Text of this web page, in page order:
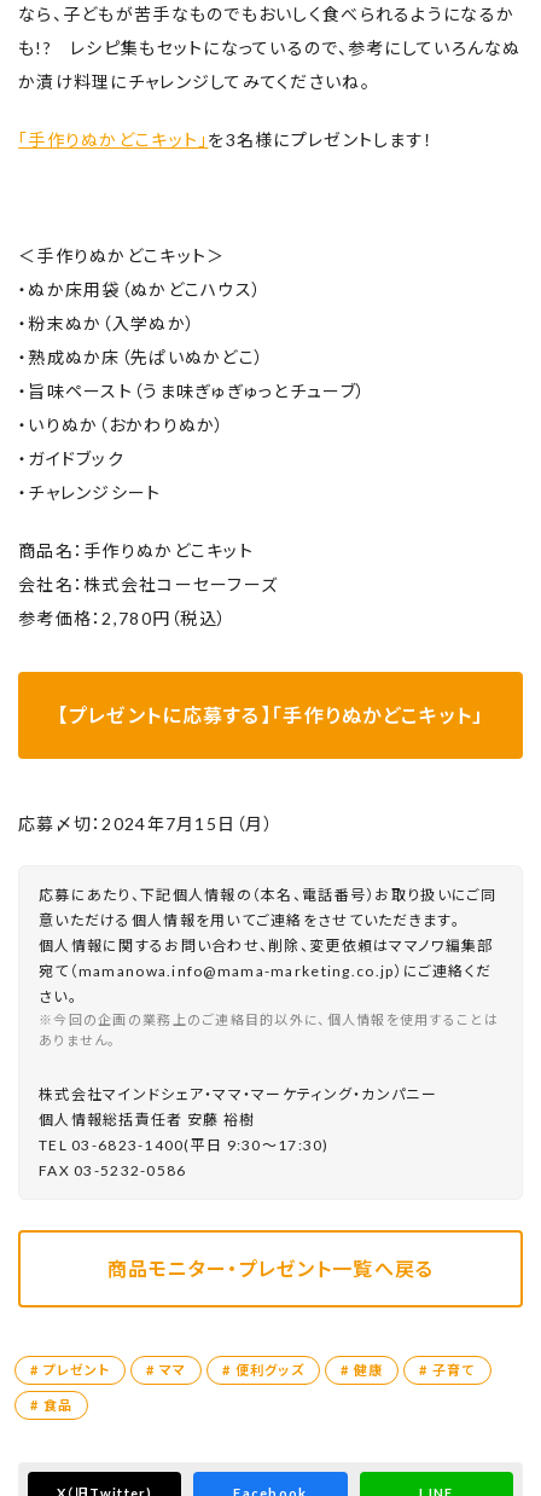
なら、子どもが苦手なものでもおいしく食べられるようになるか
も!? レシピ集もセットになっているので、参考にしていろんなぬ
か漬け料理にチャレンジしてみてくださいね。
「手作りぬかどこキット」 を3名様にプレゼントします！
＜手作りぬかどこキット＞
・ぬか床用袋（ぬかどこハウス）
・粉末ぬか（入学ぬか）
・熟成ぬか床（先ぱいぬかどこ）
・旨味ペースト（うま味ぎゅぎゅっとチューブ）
・いりぬか（おかわりぬか）
・ガイドブック
・チャレンジシート
商品名：手作りぬかどこキット
会社名：株式会社コーセーフーズ
参考価格：2,780円（税込）
【プレゼントに応募する】「手作りぬかどこキット」
応募〆切：2024年7月15日（月）
応募にあたり、下記個人情報の（本名、電話番号）お取り扱いにご同
意いただける個人情報を用いてご連絡をさせていただきます。
個人情報に関するお問い合わせ、削除、変更依頼はママノワ編集部
宛て（mamanowa.info@mama-marketing.co.jp）にご連絡くだ
さい。
※今回の企画の業務上のご連絡目的以外に、個人情報を使用することは
ありません。
株式会社マインドシェア・ママ・マーケティング・カンパニー
個⼈情報総括責任者 安藤 裕樹
TEL 03-6823-1400(平⽇ 9:30〜17:30)
FAX 03-5232-0586
商品モニター・プレゼント一覧へ戻る
# プレゼント # ママ # 便利グッズ # 健康 # 子育て
# 食品
X （旧Twitter) Facebook LINE